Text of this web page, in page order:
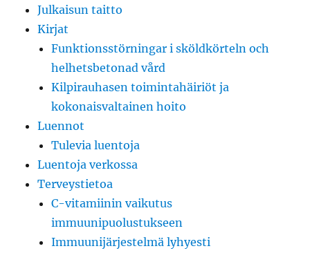
Julkaisun taitto
Kirjat
Funktionsstörningar i sköldkörteln och
helhetsbetonad vård
Kilpirauhasen toimintahäiriöt ja
kokonaisvaltainen hoito
Luennot
Tulevia luentoja
Luentoja verkossa
Terveystietoa
C-vitamiinin vaikutus
immuunipuolustukseen
Immuunijärjestelmä lyhyesti